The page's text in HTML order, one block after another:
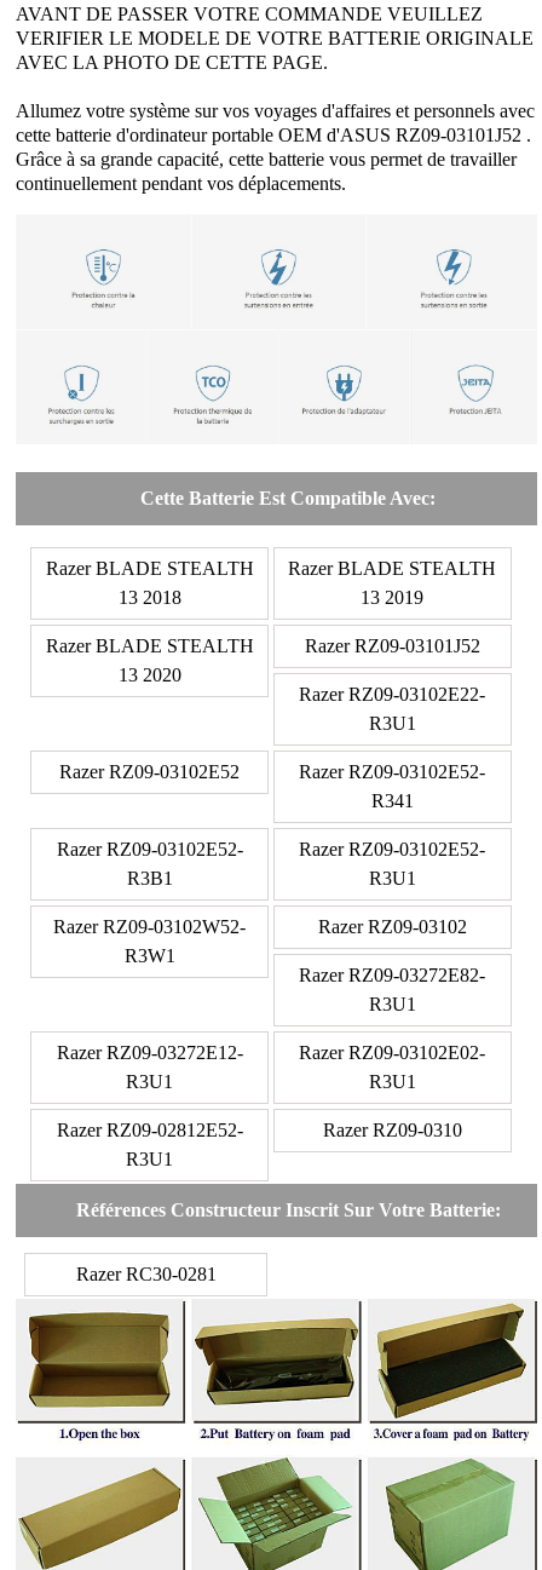
AVANT DE PASSER VOTRE COMMANDE VEUILLEZ
VERIFIER LE MODELE DE VOTRE BATTERIE ORIGINALE
AVEC LA PHOTO DE CETTE PAGE.
Allumez votre système sur vos voyages d'affaires et personnels avec
cette batterie d'ordinateur portable OEM d'ASUS RZ09-03101J52 .
Grâce à sa grande capacité, cette batterie vous permet de travailler
continuellement pendant vos déplacements.
Cette Batterie Est Compatible Avec:
Razer BLADE STEALTH
13 2018
Razer BLADE STEALTH
13 2019
Razer BLADE STEALTH
13 2020
Razer RZ09-03101J52
Razer RZ09-03102E22-
R3U1
Razer RZ09-03102E52
Razer RZ09-03102E52-
R341
Razer RZ09-03102E52-
R3B1
Razer RZ09-03102E52-
R3U1
Razer RZ09-03102W52-
R3W1
Razer RZ09-03102
Razer RZ09-03272E82-
R3U1
Razer RZ09-03272E12-
R3U1
Razer RZ09-03102E02-
R3U1
Razer RZ09-02812E52-
R3U1
Razer RZ09-0310
Références Constructeur Inscrit Sur Votre Batterie:
Razer RC30-0281